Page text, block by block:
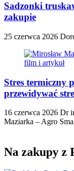
Sadzonki
zakupie
25 czerwca 2026
Stres termiczny
przewidywać
16 czerwca 2026 Dr
Maziarka – Agro
Na zakupy z